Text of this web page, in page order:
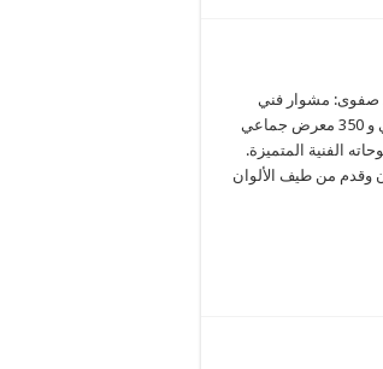
صفوى: مشوار فني
وأدبي يمتد لآكثر من 45 عام شارك في أكثر من 20 معرض شخصي و 350 معرض جماعي
الفنية المتميزة.
وقدم من طيف الألوان